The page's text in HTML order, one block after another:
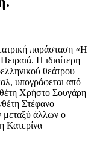
παράσταση «Η
Η ιδιαίτερη
θεάτρου
υπογράφεται από
Χρήστο Σουγάρη
Στέφανο
μεταξύ άλλων ο
Κατερίνα